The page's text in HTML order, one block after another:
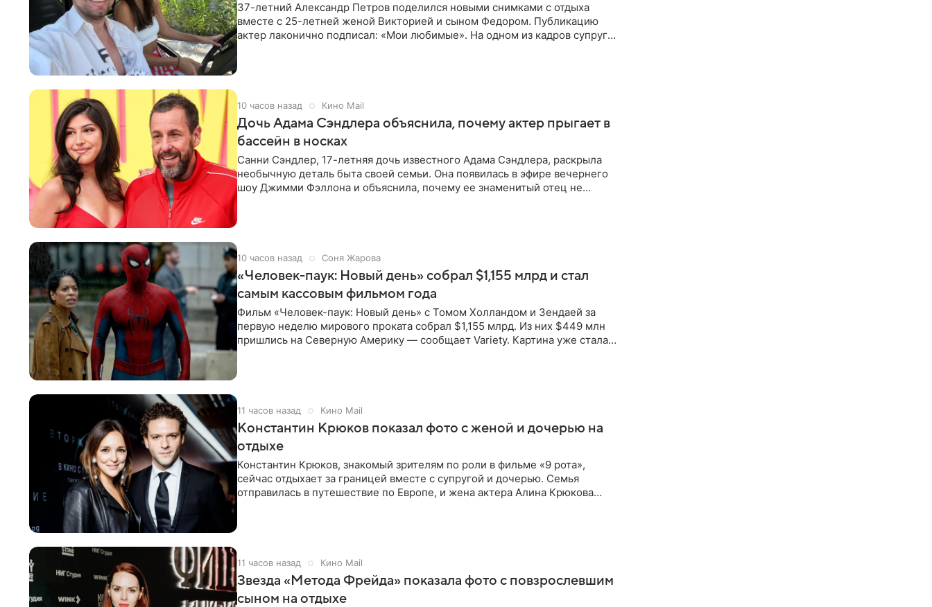
37-летний Александр Петров поделился новыми снимками с отдыха
вместе с 25-летней женой Викторией и сыном Федором. Публикацию
актер лаконично подписал: «Мои любимые». На одном из кадров супруги
10 часов назад Кино Mail
Дочь Адама Сэндлера объяснила, почему актер прыгает в
бассейн в носках
Санни Сэндлер, 17-летняя дочь известного Адама Сэндлера, раскрыла
необычную деталь быта своей семьи. Она появилась в эфире вечернего
шоу Джимми Фэллона и объяснила, почему ее знаменитый отец не
10 часов назад Соня Жарова
«Человек-паук: Новый день» собрал $1,155 млрд и стал
самым кассовым фильмом года
Фильм «Человек-паук: Новый день» с Томом Холландом и Зендаей за
первую неделю мирового проката собрал $1,155 млрд. Из них $449 млн
пришлись на Северную Америку — сообщает Variety. Картина уже стала
11 часов назад Кино Mail
Константин Крюков показал фото с женой и дочерью на
отдыхе
Константин Крюков, знакомый зрителям по роли в фильме «9 рота»,
сейчас отдыхает за границей вместе с супругой и дочерью. Семья
отправилась в путешествие по Европе, и жена актера Алина Крюкова
11 часов назад Кино Mail
Звезда «Метода Фрейда» показала фото с повзрослевшим
сыном на отдыхе